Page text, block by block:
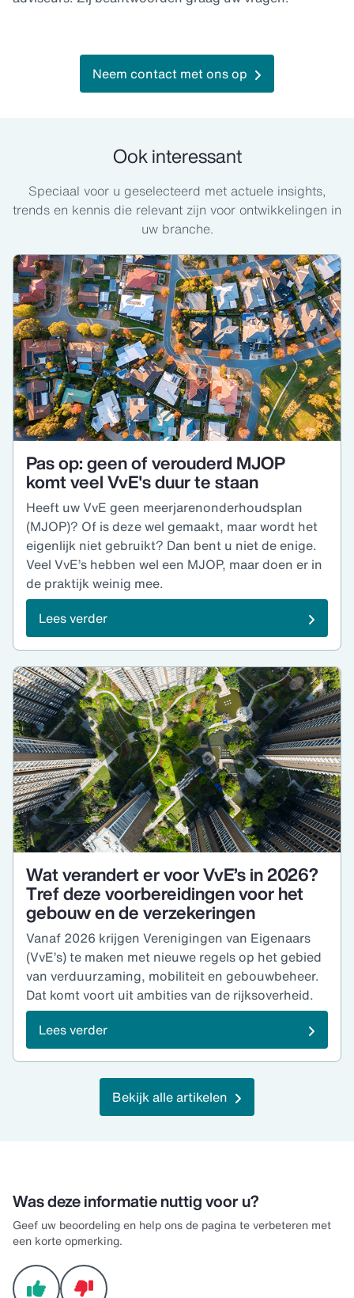
Neem contact met ons op
Ook interessant
Speciaal voor u geselecteerd met actuele insights,
trends en kennis die relevant zijn voor ontwikkelingen in
uw branche.
Pas op: geen of verouderd MJOP
komt veel VvE's duur te staan
Heeft uw VvE geen meerjarenonderhoudsplan
(MJOP)? Of is deze wel gemaakt, maar wordt het
eigenlijk niet gebruikt? Dan bent u niet de enige.
Veel VvE’s hebben wel een MJOP, maar doen er in
de praktijk weinig mee.
Lees verder
Wat verandert er voor VvE’s in 2026?
Tref deze voorbereidingen voor het
gebouw en de verzekeringen
Vanaf 2026 krijgen Verenigingen van Eigenaars
(VvE’s) te maken met nieuwe regels op het gebied
van verduurzaming, mobiliteit en gebouwbeheer.
Dat komt voort uit ambities van de rijksoverheid.
Lees verder
Bekijk alle artikelen
Was deze informatie nuttig voor u?
Geef uw beoordeling en help ons de pagina te verbeteren met
een korte opmerking.